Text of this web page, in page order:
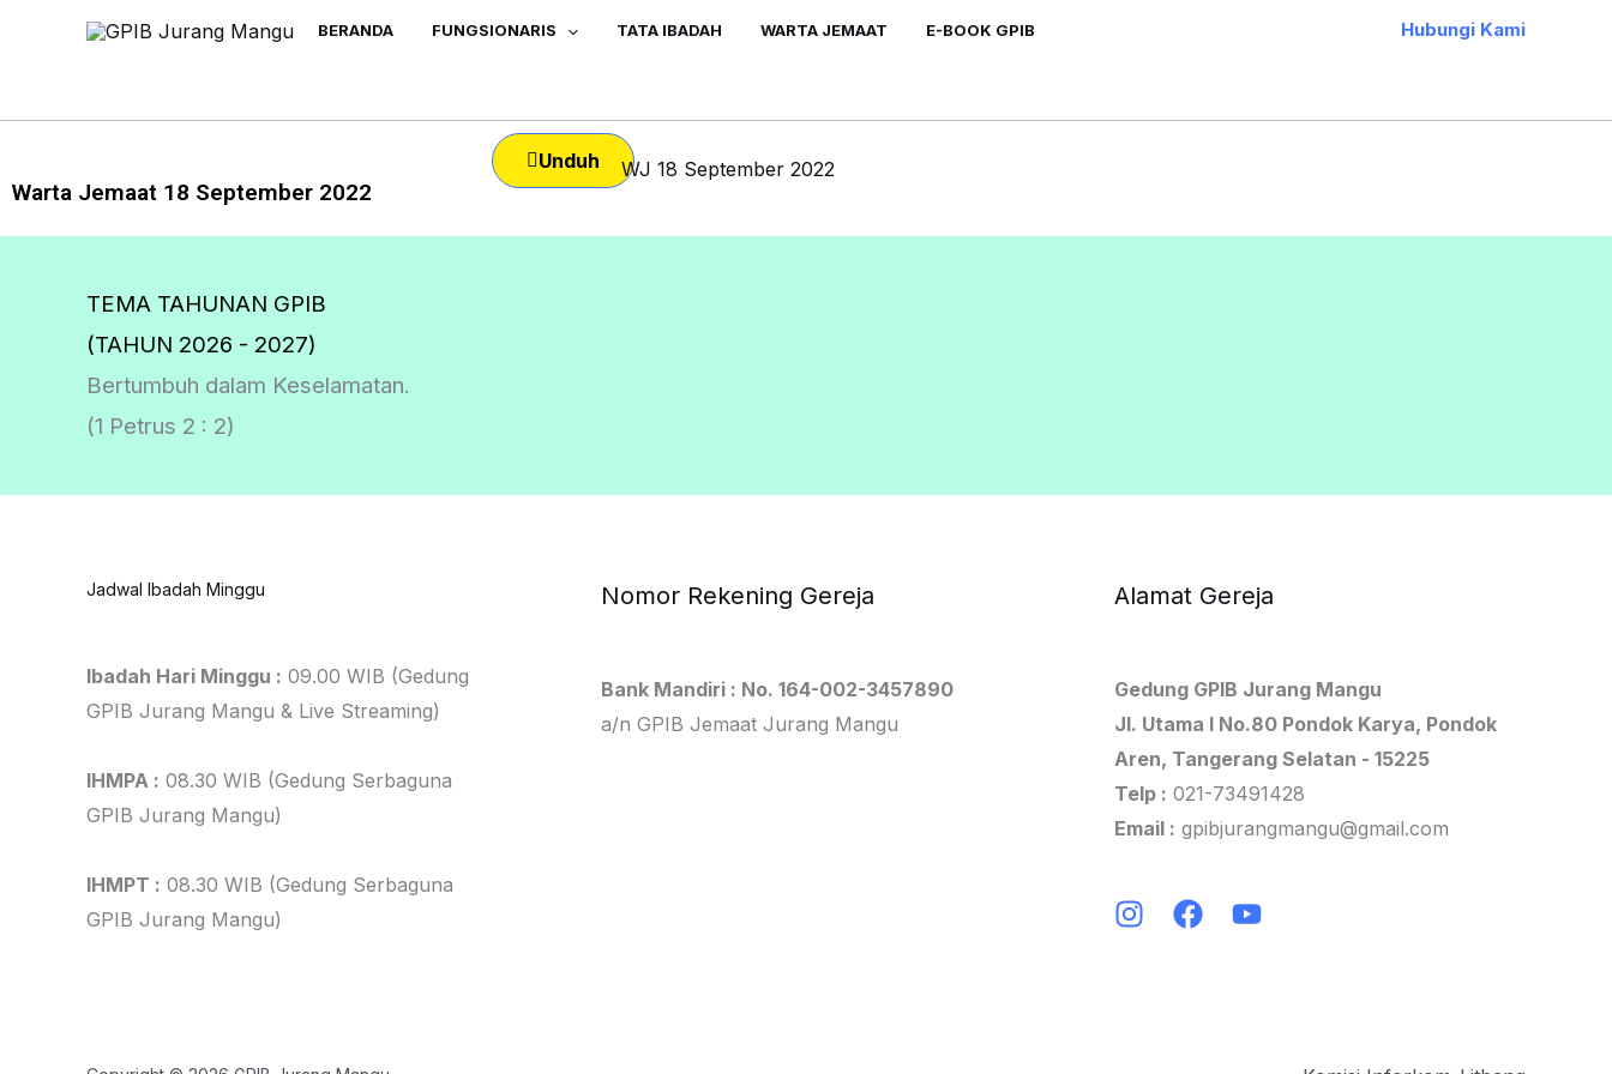
BERANDA FUNGSIONARIS TATA IBADAH WARTA JEMAAT E-BOOK GPIB Hubungi Kami
Warta Jemaat 18 September 2022
Unduh WJ 18 September 2022
TEMA TAHUNAN GPIB
(TAHUN 2026 - 2027)
Bertumbuh dalam Keselamatan.
(1 Petrus 2 : 2)
Jadwal Ibadah Minggu
Ibadah Hari Minggu : 09.00 WIB (Gedung
GPIB Jurang Mangu & Live Streaming)
IHMPA : 08.30 WIB (Gedung Serbaguna
GPIB Jurang Mangu)
IHMPT : 08.30 WIB (Gedung Serbaguna
GPIB Jurang Mangu)
Nomor Rekening Gereja
Bank Mandiri : No. 164-002-3457890
a/n GPIB Jemaat Jurang Mangu
Alamat Gereja
Gedung GPIB Jurang Mangu
Jl. Utama I No.80 Pondok Karya, Pondok
Aren, Tangerang Selatan - 15225
Telp : 021-73491428
Email : gpibjurangmangu@gmail.com